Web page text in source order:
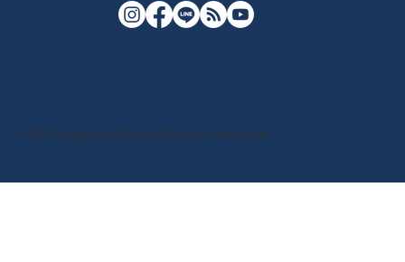
© 2026 Yuriage Port Morning Market Cooperative